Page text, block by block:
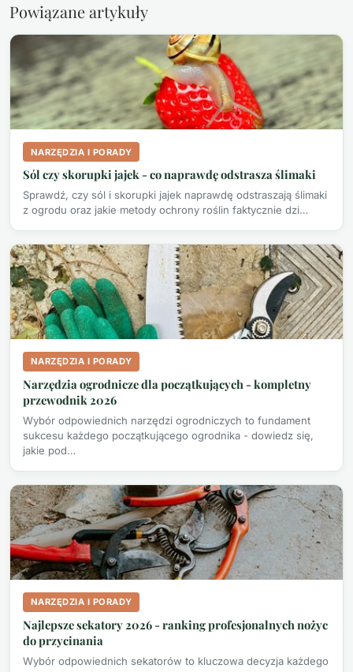
Powiązane artykuły
NARZĘDZIA I PORADY
Sól czy skorupki jajek - co naprawdę odstrasza ślimaki
Sprawdź, czy sól i skorupki jajek naprawdę odstraszają ślimaki
z ogrodu oraz jakie metody ochrony roślin faktycznie dzi…
NARZĘDZIA I PORADY
Narzędzia ogrodnicze dla początkujących - kompletny
przewodnik 2026
Wybór odpowiednich narzędzi ogrodniczych to fundament
sukcesu każdego początkującego ogrodnika - dowiedz się,
jakie pod…
NARZĘDZIA I PORADY
Najlepsze sekatory 2026 - ranking profesjonalnych nożyc
do przycinania
Wybór odpowiednich sekatorów to kluczowa decyzja każdego